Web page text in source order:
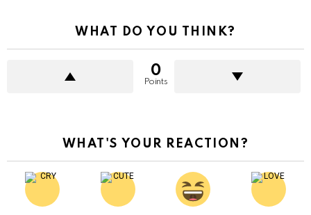
WHAT DO YOU THINK?
0
Points
WHAT'S YOUR REACTION?